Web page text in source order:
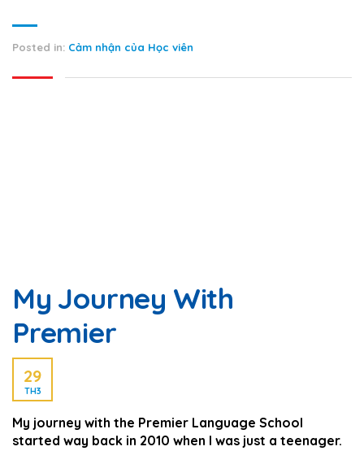
Posted in: Cảm nhận của Học viên
My Journey With
Premier
29
TH3
My journey with the Premier Language School
started way back in 2010 when I was just a teenager.